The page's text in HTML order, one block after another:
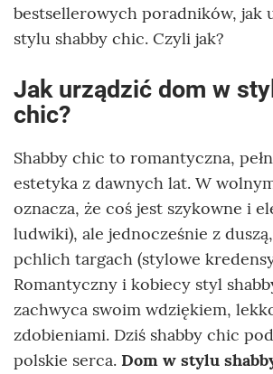
bestsellerowych poradników, jak
stylu shabby chic. Czyli jak?
Jak urządzić dom w
chic?
Shabby chic to romantyczna,
estetyka z dawnych lat. W
oznacza, że coś jest szykowne i
ludwiki), ale jednocześnie z
pchlich targach (stylowe
Romantyczny i kobiecy styl
zachwyca swoim wdziękiem,
zdobieniami. Dziś shabby chic
polskie serca. Dom w stylu